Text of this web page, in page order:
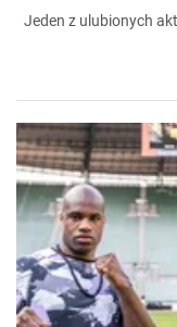
Jeden z ulubionych